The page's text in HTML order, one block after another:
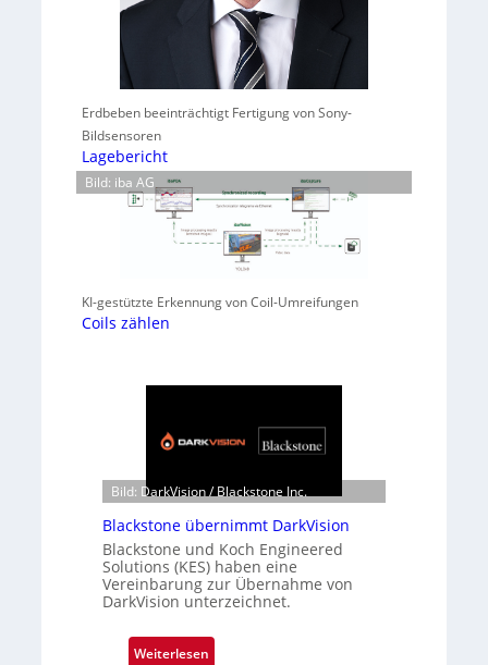
Erdbeben beeinträchtigt Fertigung von Sony-
Bildsensoren
Lagebericht
Bild: iba AG
KI-gestützte Erkennung von Coil-Umreifungen
Coils zählen
Bild: DarkVision / Blackstone Inc.
Blackstone übernimmt DarkVision
Blackstone und Koch Engineered
Solutions (KES) haben eine
Vereinbarung zur Übernahme von
DarkVision unterzeichnet.
Weiterlesen: